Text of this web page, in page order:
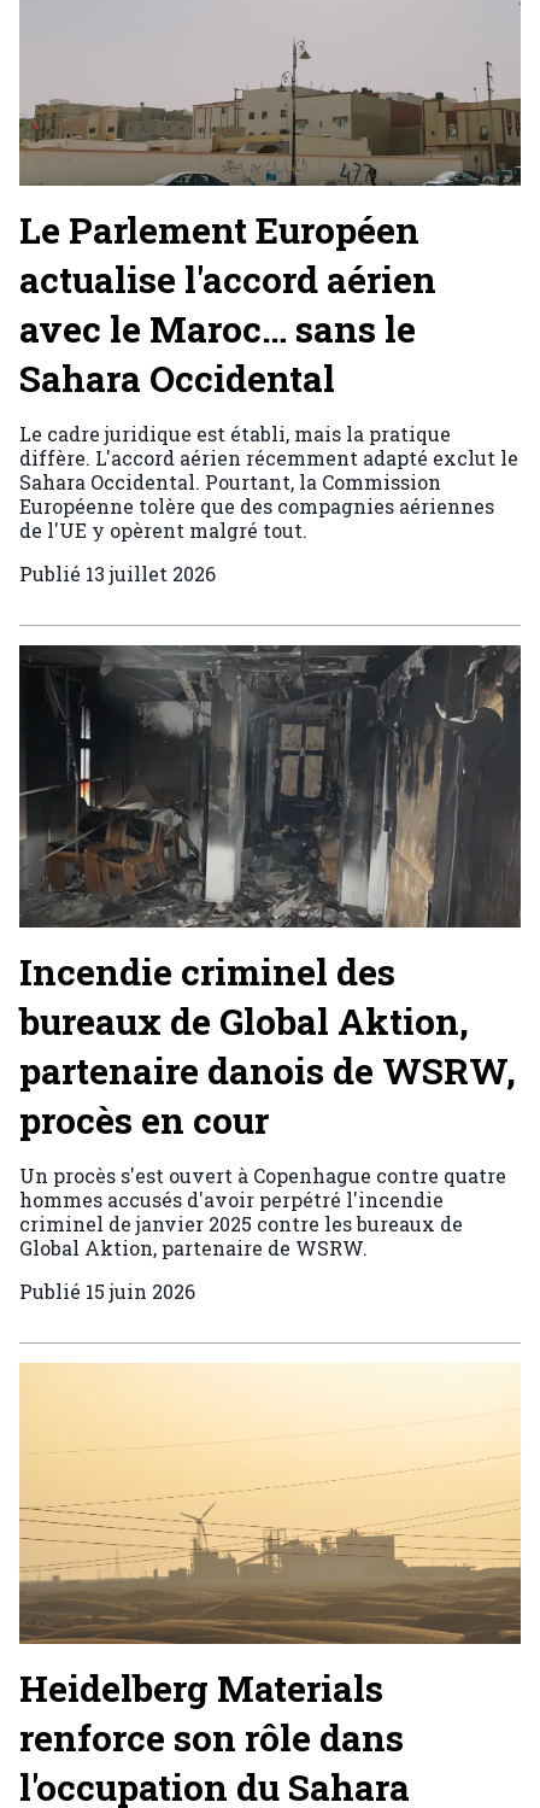
Le Parlement Européen
actualise l'accord aérien
avec le Maroc… sans le
Sahara Occidental
Le cadre juridique est établi, mais la pratique
diffère. L'accord aérien récemment adapté exclut le
Sahara Occidental. Pourtant, la Commission
Européenne tolère que des compagnies aériennes
de l'UE y opèrent malgré tout.
Publié 13 juillet 2026
Incendie criminel des
bureaux de Global Aktion,
partenaire danois de WSRW,
procès en cour
Un procès s'est ouvert à Copenhague contre quatre
hommes accusés d'avoir perpétré l'incendie
criminel de janvier 2025 contre les bureaux de
Global Aktion, partenaire de WSRW.
Publié 15 juin 2026
Heidelberg Materials
renforce son rôle dans
l'occupation du Sahara